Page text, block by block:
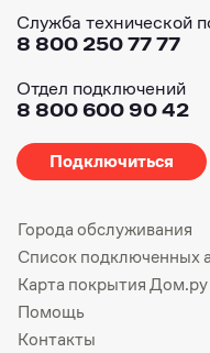
Служба технической
8 800 250 77 77
Отдел подключений
8 800 600 90 42
Подключиться
Города обслуживания
Список подключенных
Карта покрытия Дом.ру
Помощь
Контакты